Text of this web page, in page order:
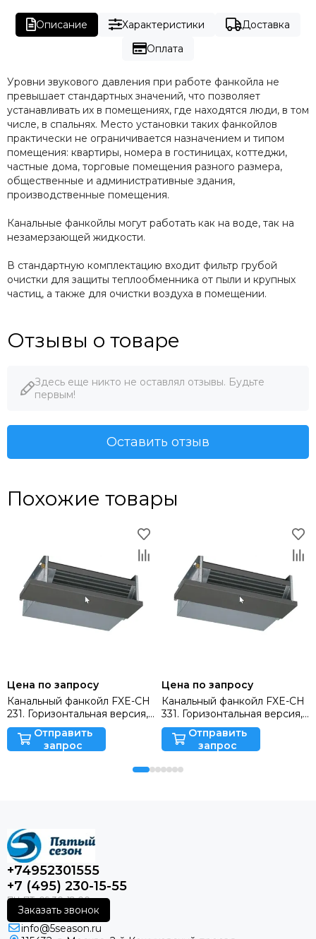
Описание Характеристики
Доставка
Оплата
Уровни звукового давления при работе фанкойла не
превышает стандартных значений, что позволяет
устанавливать их в помещениях, где находятся люди, в том
числе, в спальнях. Место установки таких фанкойлов
практически не ограничивается назначением и типом
помещения: квартиры, номера в гостиницах, коттеджи,
частные дома, торговые помещения разного размера,
общественные и административные здания,
производственные помещения.
Канальные фанкойлы могут работать как на воде, так на
незамерзающей жидкости.
В стандартную комплектацию входит фильтр грубой
очистки для защиты теплообменника от пыли и крупных
частиц, а также для очистки воздуха в помещении.
Отзывы о товаре
Здесь еще никто не оставлял отзывы. Будьте
первым!
Оставить отзыв
Похожие товары
Цена по запросу
Канальный фанкойл FXE-CH
231. Горизонтальная версия,
скрытой установки (без
корпуса)Отправить
запрос
Цена по запросу
Канальный фанкойл FXE-CH
331. Горизонтальная версия,
скрытой установки (без
корпуса)Отправить
запрос
+74952301555
+7 (495) 230-15-55
Заказать звонок
info@5season.ru